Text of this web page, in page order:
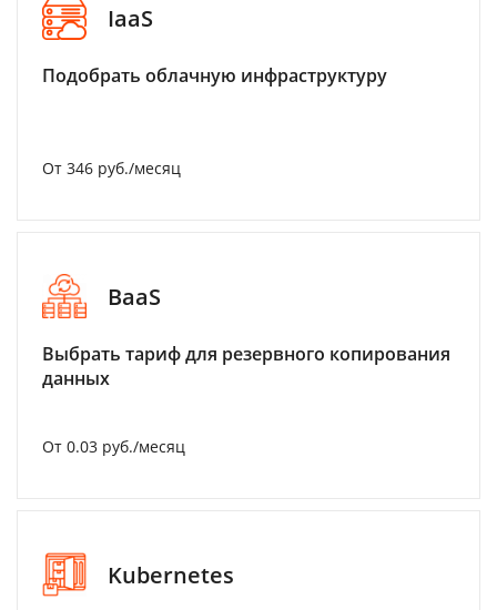
IaaS
Подобрать облачную инфраструктуру
От 346 руб./месяц
BaaS
Выбрать тариф для резервного копирования
данных
От 0.03 руб./месяц
Kubernetes